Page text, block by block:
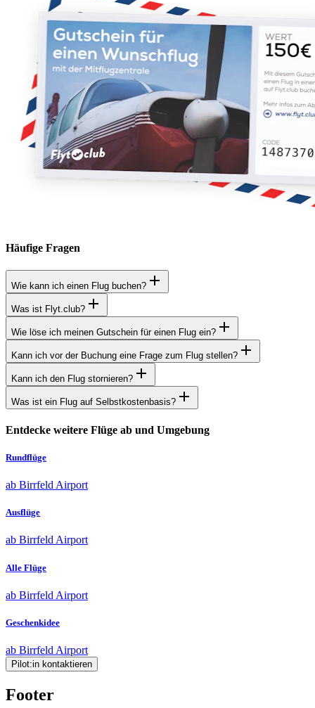
Häufige Fragen
Wie kann ich einen Flug buchen?
Was ist Flyt.club?
Wie löse ich meinen Gutschein für einen Flug ein?
Kann ich vor der Buchung eine Frage zum Flug stellen?
Kann ich den Flug stornieren?
Was ist ein Flug auf Selbstkostenbasis?
Entdecke weitere Flüge ab und Umgebung
Rundflüge
ab Birrfeld Airport
Ausflüge
ab Birrfeld Airport
Alle Flüge
ab Birrfeld Airport
Geschenkidee
ab Birrfeld Airport
Pilot:in kontaktieren
Footer